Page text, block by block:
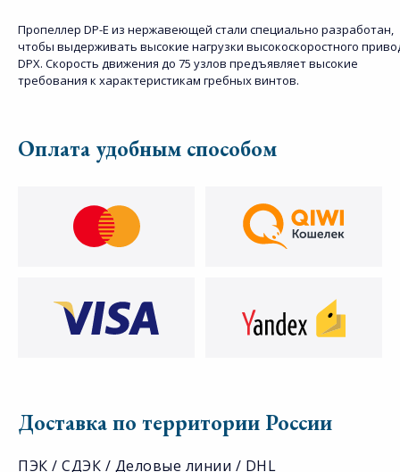
Пропеллер DP-E из нержавеющей стали специально разработан,
чтобы выдерживать высокие нагрузки высокоскоростного
DPX. Скорость движения до 75 узлов предъявляет высокие
требования к характеристикам гребных винтов.
Оплата удобным способом
Доставка по территории России
ПЭК / СДЭК / Деловые линии / DHL